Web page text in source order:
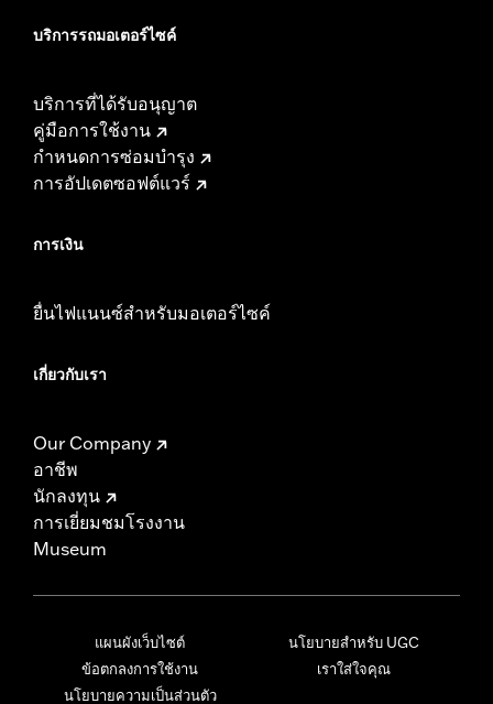
บริการรถมอเตอร์ไซค์​
บริการที่ได้รับอนุญาต
คู่มือการใช้งาน
กำหนดการซ่อมบำรุง
การอัปเดตซอฟต์แวร์
การเงิน
ยื่นไฟแนนซ์สำหรับมอเตอร์ไซค์
เกี่ยวกับเรา
Our Company
อาชีพ
นักลงทุน
การเยี่ยมชมโรงงาน
Museum
แผนผังเว็บไซต์
ข้อตกลงการใช้งาน
นโยบายความเป็นส่วนตัว
นโยบายสำหรับ UGC
เราใส่ใจคุณ